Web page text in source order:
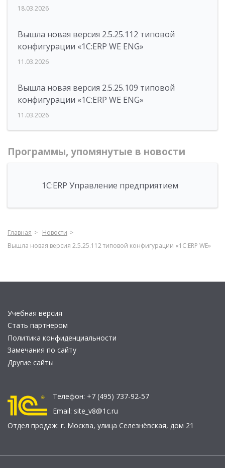
18.03.2026
Вышла новая версия 2.5.25.112 типовой
конфигурации «1С:ERP WE ENG»
11.03.2026
Вышла новая версия 2.5.25.109 типовой
конфигурации «1С:ERP WE ENG»
11.03.2026
Программы, упомянутые в новости
1С:ERP Управление предприятием
Главная
Новости
Вышла новая версия 2.5.25.112 типовой конфигурации «1С:ERP WE»
Учебная версия
Стать партнером
Политика конфиденциальности
Замечания по сайту
Другие сайты
Телефон: +7 (495) 737-92-57
Email: site_v8@1c.ru
Отдел продаж: г. Москва, улица Селезнёвская, дом 21